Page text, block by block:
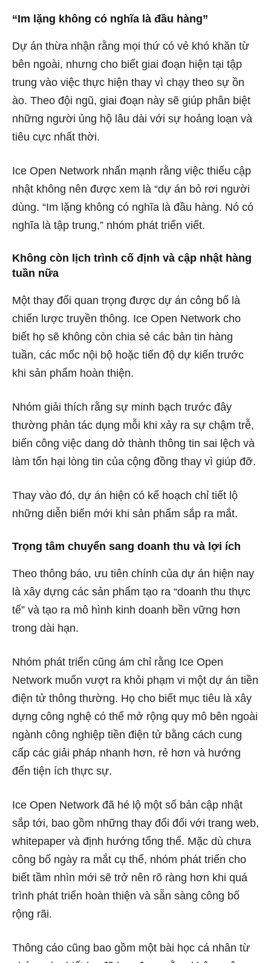
“Im lặng không có nghĩa là đầu hàng”
Dự án thừa nhận rằng mọi thứ có vẻ khó khăn từ
bên ngoài, nhưng cho biết giai đoạn hiện tại tập
trung vào việc thực hiện thay vì chạy theo sự ồn
ào. Theo đội ngũ, giai đoạn này sẽ giúp phân biệt
những người ủng hộ lâu dài với sự hoảng loạn và
tiêu cực nhất thời.
Ice Open Network nhấn mạnh rằng việc thiếu cập
nhật không nên được xem là “dự án bỏ rơi người
dùng. “Im lặng không có nghĩa là đầu hàng. Nó có
nghĩa là tập trung,” nhóm phát triển viết.
Không còn lịch trình cố định và cập nhật hàng
tuần nữa
Một thay đổi quan trọng được dự án công bố là
chiến lược truyền thông. Ice Open Network cho
biết họ sẽ không còn chia sẻ các bản tin hàng
tuần, các mốc nội bộ hoặc tiến độ dự kiến ​​trước
khi sản phẩm hoàn thiện.
Nhóm giải thích rằng sự minh bạch trước đây
thường phản tác dụng mỗi khi xảy ra sự chậm trễ,
biến công việc dang dở thành thông tin sai lệch và
làm tổn hại lòng tin của cộng đồng thay vì giúp đỡ.
Thay vào đó, dự án hiện có kế hoạch chỉ tiết lộ
những diễn biến mới khi sản phẩm sắp ra mắt.
Trọng tâm chuyển sang doanh thu và lợi ích
Theo thông báo, ưu tiên chính của dự án hiện nay
là xây dựng các sản phẩm tạo ra “doanh thu thực
tế” và tạo ra mô hình kinh doanh bền vững hơn
trong dài hạn.
Nhóm phát triển cũng ám chỉ rằng Ice Open
Network muốn vượt ra khỏi phạm vi một dự án tiền
điện tử thông thường. Họ cho biết mục tiêu là xây
dựng công nghệ có thể mở rộng quy mô bên ngoài
ngành công nghiệp tiền điện tử bằng cách cung
cấp các giải pháp nhanh hơn, rẻ hơn và hướng
đến tiện ích thực sự.
Ice Open Network đã hé lộ một số bản cập nhật
sắp tới, bao gồm những thay đổi đối với trang web,
whitepaper và định hướng tổng thể. Mặc dù chưa
công bố ngày ra mắt cụ thể, nhóm phát triển cho
biết tầm nhìn mới sẽ trở nên rõ ràng hơn khi quá
trình phát triển hoàn thiện và sẵn sàng công bố
rộng rãi.
Thông cáo cũng bao gồm một bài học cá nhân từ